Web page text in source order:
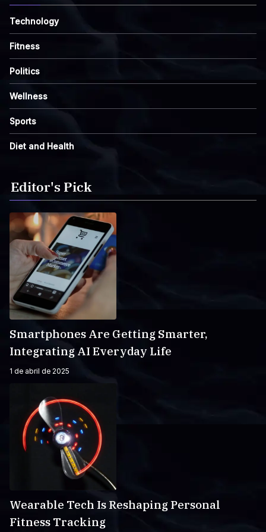
Technology
Fitness
Politics
Wellness
Sports
Diet and Health
Editor's Pick
Smartphones Are Getting Smarter,
Integrating AI Everyday Life
1 de abril de 2025
Wearable Tech Is Reshaping Personal
Fitness Tracking